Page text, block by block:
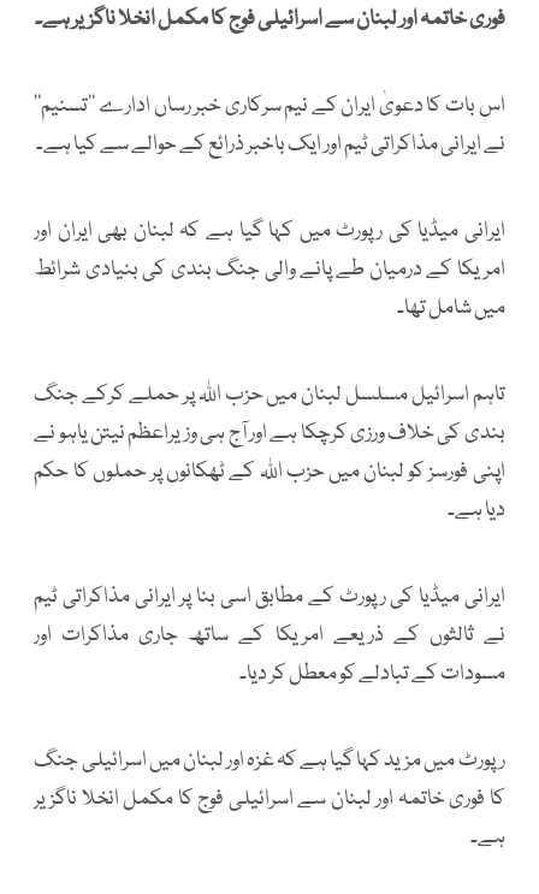
فوری خاتمہ اور لبنان سے اسرائیلی فوج کا مکمل انخلا ناگزیر ہے۔
اس بات کا دعویٰ ایران کے نیم سرکاری خبر رساں ادارے ’’تسنیم‘‘
نے ایرانی مذاکراتی ٹیم اور ایک باخبر ذرائع کے حوالے سے کیا ہے۔
ایرانی میڈیا کی رپورٹ میں کہا گیا ہے کہ لبنان بھی ایران اور
امریکا کے درمیان طے پانے والی جنگ بندی کی بنیادی شرائط
میں شامل تھا۔
تاہم اسرائیل مسلسل لبنان میں حزب اللہ پر حملے کرکے جنگ
بندی کی خلاف ورزی کرچکا ہے اور آج ہی وزیراعظم نیتن یاہو نے
اپنی فورسز کو لبنان میں حزب اللہ کے ٹھکانوں پر حملوں کا حکم
دیا ہے۔
ایرانی میڈیا کی رپورٹ کے مطابق اسی بنا پر ایرانی مذاکراتی ٹیم
نے ثالثوں کے ذریعے امریکا کے ساتھ جاری مذاکرات اور
مسودات کے تبادلے کو معطل کر دیا۔
رپورٹ میں مزید کہا گیا ہے کہ غزہ اور لبنان میں اسرائیلی جنگ
کا فوری خاتمہ اور لبنان سے اسرائیلی فوج کا مکمل انخلا ناگزیر
ہے۔